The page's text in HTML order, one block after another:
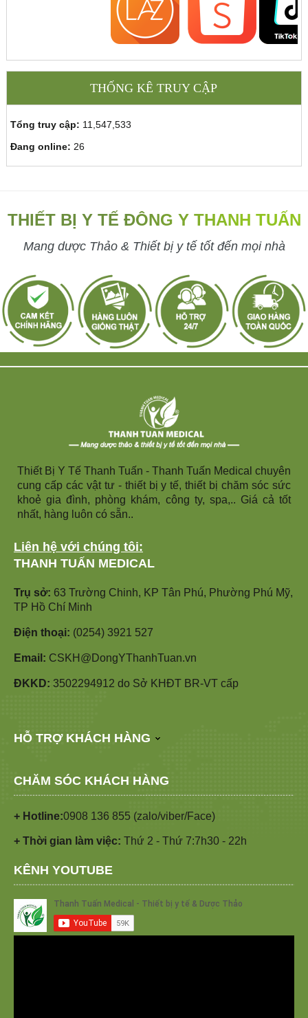
THỐNG KÊ TRUY CẬP
Tổng truy cập: 11,547,533
Đang online: 26
THIẾT BỊ Y TẾ ĐÔNG Y THANH TUẤN
Mang dược Thảo & Thiết bị y tế tốt đến mọi nhà
Thiết Bị Y Tế Thanh Tuấn - Thanh Tuấn Medical chuyên
cung cấp các vật tư - thiết bị y tế, thiết bị chăm sóc sức
khoẻ gia đình, phòng khám, công ty, spa,.. Giá cả tốt
nhất, hàng luôn có sẵn..
Liên hệ với chúng tôi:
THANH TUẤN MEDICAL
Trụ sở: 63 Trường Chinh, KP Tân Phú, Phường Phú Mỹ,
TP Hồ Chí Minh
Điện thoại: (0254) 3921 527
Email: CSKH@DongYThanhTuan.vn
ĐKKD: 3502294912 do Sở KHĐT BR-VT cấp
HỖ TRỢ KHÁCH HÀNG
CHĂM SÓC KHÁCH HÀNG
+ Hotline:0908 136 855 (zalo/viber/Face)
+ Thời gian làm việc: Thứ 2 - Thứ 7:7h30 - 22h
KÊNH YOUTUBE